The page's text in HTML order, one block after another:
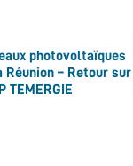
photovoltaïques
– Retour sur
TEMERGIE